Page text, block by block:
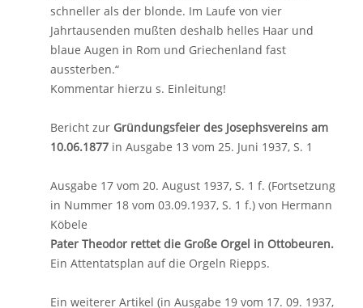
schneller als der blonde. Im Laufe von vier
Jahrtausenden mußten deshalb helles Haar und
blaue Augen in Rom und Griechenland fast
aussterben.“
Kommentar hierzu s. Einleitung!
Bericht zur Gründungsfeier des Josephsvereins am
10.06.1877 in Ausgabe 13 vom 25. Juni 1937, S. 1
Ausgabe 17 vom 20. August 1937, S. 1 f. (Fortsetzung
in Nummer 18 vom 03.09.1937, S. 1 f.) von Hermann
Köbele
Pater Theodor rettet die Große Orgel in Ottobeuren.
Ein Attentatsplan auf die Orgeln Riepps.
Ein weiterer Artikel (in Ausgabe 19 vom 17. 09. 1937,